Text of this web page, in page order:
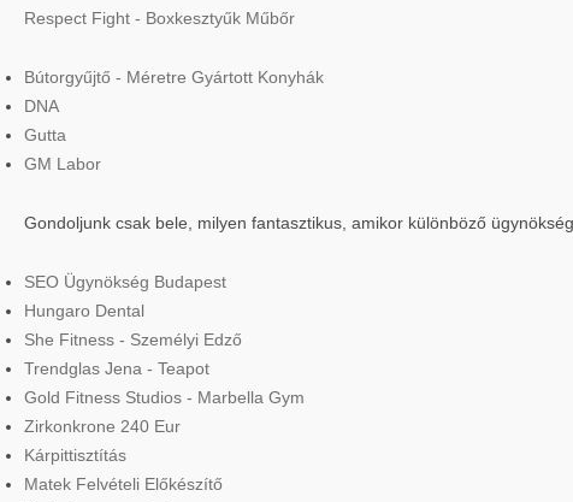
Respect Fight - Boxkesztyűk Műbőr
Bútorgyűjtő - Méretre Gyártott Konyhák
DNA
Gutta
GM Labor
Gondoljunk csak bele, milyen fantasztikus, amikor különböző
SEO Ügynökség Budapest
Hungaro Dental
She Fitness - Személyi Edző
Trendglas Jena - Teapot
Gold Fitness Studios - Marbella Gym
Zirkonkrone 240 Eur
Kárpittisztítás
Matek Felvételi Előkészítő